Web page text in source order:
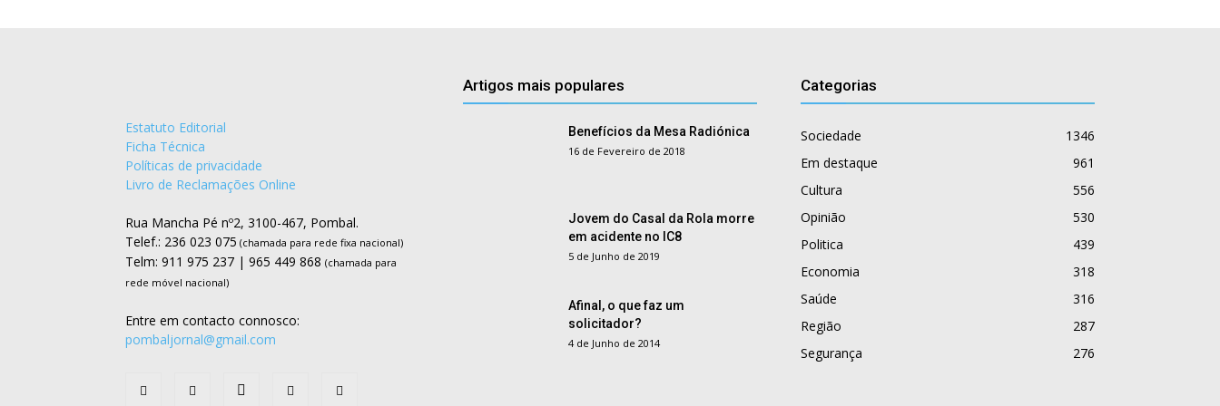
Estatuto Editorial
Ficha Técnica
Políticas de privacidade
Livro de Reclamações Online
Rua Mancha Pé nº2, 3100-467, Pombal.
Telef.: 236 023 075 (chamada para rede fixa nacional)
Telm: 911 975 237 | 965 449 868 (chamada para
rede móvel nacional)
Entre em contacto connosco:
pombaljornal@gmail.com
Artigos mais populares
Benefícios da Mesa Radiónica
16 de Fevereiro de 2018
Jovem do Casal da Rola morre
em acidente no IC8
5 de Junho de 2019
Afinal, o que faz um
solicitador?
4 de Junho de 2014
Categorias
Sociedade
1346
Em destaque
961
Cultura
556
Opinião
530
Politica
439
Economia
318
Saúde
316
Região
287
Segurança
276